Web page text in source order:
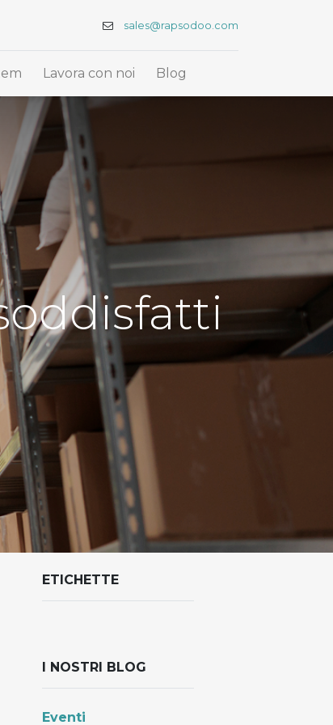
sales@rapsodoo.com
Lavora con noi Blog
ETICHETTE
I NOSTRI BLOG
Eventi